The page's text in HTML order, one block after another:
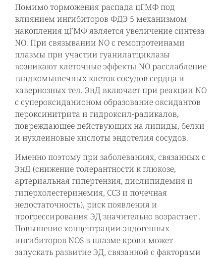
Помимо торможения распада цГМФ под
влиянием ингибиторов ФДЭ 5 механизмом
накопления цГМФ является увеличение синтеза
NО. При связывании NO с гемопротеинами
плазмы при участии гуанилатциклазы
возникают клеточные эффекты NO расслабление
гладкомышечных клеток сосудов сердца и
кавернозных тел. ЭнД включает при реакции NO
с супероксиданионом образование оксидантов
пероксинитрита и гидроксил-радикалов,
повреждающее действующих на липиды, белки
и нуклеиновые кислоты эндотелия сосудов.
Именно поэтому при заболеваниях, связанных с
ЭнД (снижение толерантности к глюкозе,
артериальная гипертензия, дислипидемия и
гиперхолестеринемия, ССЗ и почечная
недостаточность), риск появления и
прогрессирования ЭД значительно возрастает .
Повышение концентрации эндогенных
ингибиторов NOS в плазме крови может
запускать развитие ЭД, связанной с факторами